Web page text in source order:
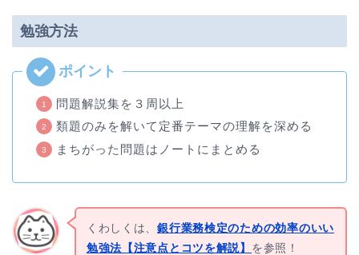
勉強方法
問題解説集を３周以上
類題のみを解いて定番テーマの理解を深める
まちがった問題はノートにまとめる
くわしくは、銀行業務検定のための効率のいい
勉強法【注意点とコツを解説】 を参照！